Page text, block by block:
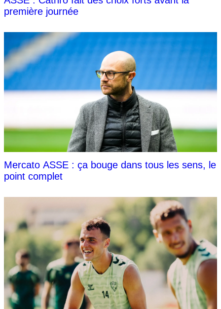
première journée
Mercato ASSE : ça bouge dans tous les sens, le
point complet